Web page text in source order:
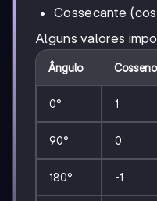
Cossecante
Alguns valores
Ângulo Cosseno
0° 1
90° 0
180° -1